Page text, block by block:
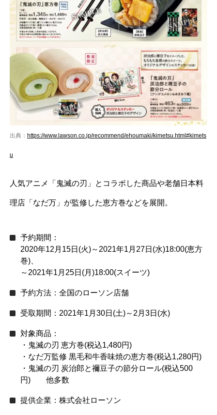
出典： https://www.lawson.co.jp/recommend/ehoumaki/kimetsu.html#kimets
u
人気アニメ「鬼滅の刃」とコラボした商品や老舗日本料
理店「なだ万」が監修した恵方巻などを展開。
予約期間：
2020年12月15日(火)～2021年1月27日(水)18:00(恵方
巻)、
～2021年1月25日(月)18:00(スイーツ)
予約方法：全国のローソン店舗
受取期間：2021年1月30日(土)～2月3日(水)
対象商品：
・鬼滅の刃 恵方巻(税込1,480円)
・なだ万監修 黒毛和牛香味焼の恵方巻(税込1,280円)
・鬼滅の刃 炭治郎と禰豆子の節分ロール(税込500
円) 他多数
提供企業：株式会社ローソン